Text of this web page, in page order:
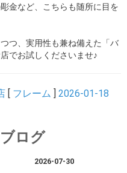
金など、こちらも随所に目を
つ、実用性も兼ね備えた「バ
でお試しくださいませ♪
フレーム 2026-01-18
ログ
2026-07-30